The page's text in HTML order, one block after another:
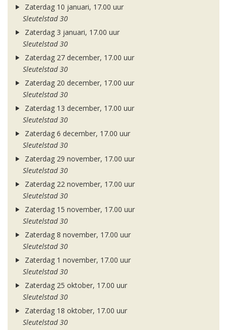
Zaterdag 10 januari, 17.00 uur
Sleutelstad 30
Zaterdag 3 januari, 17.00 uur
Sleutelstad 30
Zaterdag 27 december, 17.00 uur
Sleutelstad 30
Zaterdag 20 december, 17.00 uur
Sleutelstad 30
Zaterdag 13 december, 17.00 uur
Sleutelstad 30
Zaterdag 6 december, 17.00 uur
Sleutelstad 30
Zaterdag 29 november, 17.00 uur
Sleutelstad 30
Zaterdag 22 november, 17.00 uur
Sleutelstad 30
Zaterdag 15 november, 17.00 uur
Sleutelstad 30
Zaterdag 8 november, 17.00 uur
Sleutelstad 30
Zaterdag 1 november, 17.00 uur
Sleutelstad 30
Zaterdag 25 oktober, 17.00 uur
Sleutelstad 30
Zaterdag 18 oktober, 17.00 uur
Sleutelstad 30